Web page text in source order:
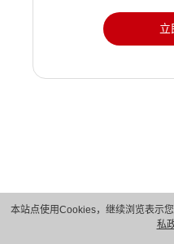
本站点使用Cookies，继续浏览表示
私
立
版权所有 © 华为技术有限公司
隐私